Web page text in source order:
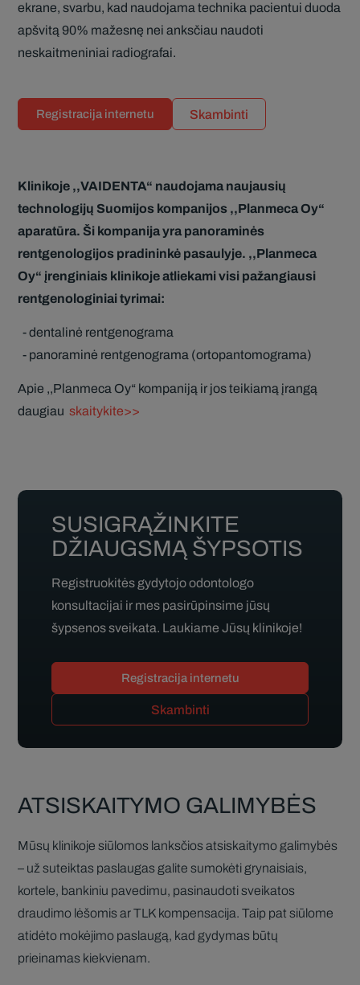
ekrane, svarbu, kad naudojama technika pacientui duoda
apšvitą 90% mažesnę nei anksčiau naudoti
neskaitmeniniai radiografai.
Registracija internetu Skambinti
Klinikoje ,,VAIDENTA“ naudojama naujausių
technologijų Suomijos kompanijos ,,Planmeca Oy“
aparatūra. Ši kompanija yra panoraminės
rentgenologijos pradininkė pasaulyje. ,,Planmeca
Oy“ įrenginiais klinikoje atliekami visi pažangiausi
rentgenologiniai tyrimai:
dentalinė rentgenograma
panoraminė rentgenograma (ortopantomograma)
Apie ,,Planmeca Oy“ kompaniją ir jos teikiamą įrangą
daugiauskaitykite>>
SUSIGRĄŽINKITE
DŽIAUGSMĄ ŠYPSOTIS
Registruokitės gydytojo odontologo
konsultacijai ir mes pasirūpinsime jūsų
šypsenos sveikata. Laukiame Jūsų klinikoje!
Registracija internetu
Skambinti
ATSISKAITYMO GALIMYBĖS
Mūsų klinikoje siūlomos lanksčios atsiskaitymo galimybės
– už suteiktas paslaugas galite sumokėti grynaisiais,
kortele, bankiniu pavedimu, pasinaudoti sveikatos
draudimo lėšomis ar TLK kompensacija. Taip pat siūlome
atidėto mokėjimo paslaugą, kad gydymas būtų
prieinamas kiekvienam.